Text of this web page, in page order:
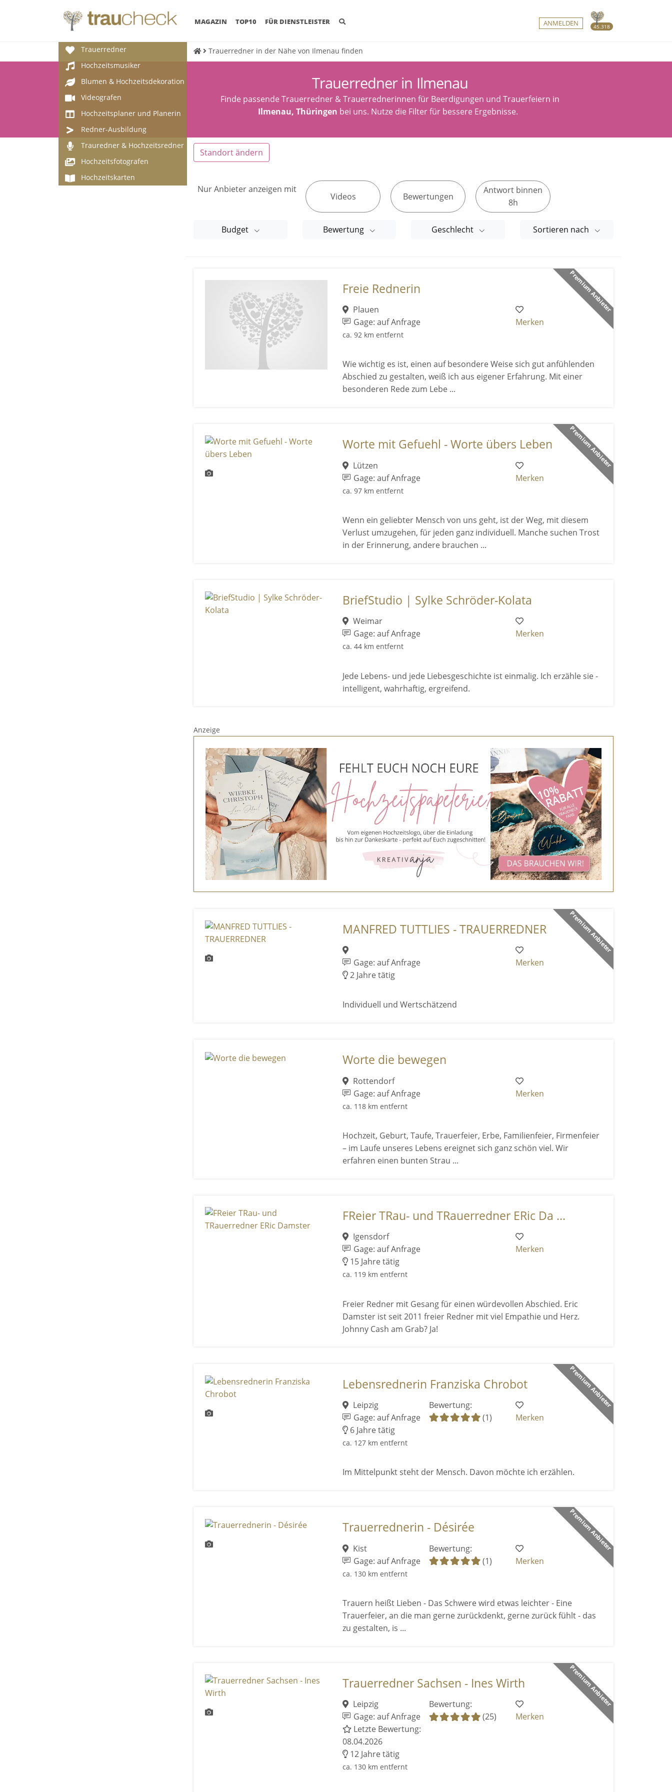
45.318
MAGAZIN (CURRENT)
TOP10 FÜR DIENSTLEISTER ANMELDEN
Trauerredner
Hochzeitsmusiker
Blumen & Hochzeitsdekoration
Videografen
Hochzeitsplaner und Planerin
Redner-Ausbildung
Trauredner & Hochzeitsredner
Hochzeitsfotografen
Hochzeitskarten
Trauerredner in der Nähe von Ilmenau finden
Trauerredner in Ilmenau
Finde passende Trauerredner & Trauerrednerinnen für Beerdigungen und Trauerfeiern in
Ilmenau, Thüringen bei uns. Nutze die Filter für bessere Ergebnisse.
Standort ändern
Nur Anbieter anzeigen mit
Videos Bewertungen
Antwort binnen
8h
Budget Bewertung Geschlecht Sortieren nach
Premium Anbieter
Freie Rednerin
Plauen
Gage: auf Anfrage
ca. 92 km entfernt
Merken
Wie wichtig es ist, einen auf besondere Weise sich gut anfühlenden
Abschied zu gestalten, weiß ich aus eigener Erfahrung. Mit einer
besonderen Rede zum Lebe ...
Premium Anbieter
Worte mit Gefuehl - Worte übers Leben
Lützen
Gage: auf Anfrage
ca. 97 km entfernt
Merken
Wenn ein geliebter Mensch von uns geht, ist der Weg, mit diesem
Verlust umzugehen, für jeden ganz individuell. Manche suchen Trost
in der Erinnerung, andere brauchen ...
BriefStudio | Sylke Schröder-Kolata
Weimar
Gage: auf Anfrage
ca. 44 km entfernt
Merken
Jede Lebens- und jede Liebesgeschichte ist einmalig. Ich erzähle sie -
intelligent, wahrhaftig, ergreifend.
Anzeige
Premium Anbieter
MANFRED TUTTLIES - TRAUERREDNER
Gage: auf Anfrage
2 Jahre tätig
Merken
Individuell und Wertschätzend
Worte die bewegen
Rottendorf
Gage: auf Anfrage
ca. 118 km entfernt
Merken
Hochzeit, Geburt, Taufe, Trauerfeier, Erbe, Familienfeier, Firmenfeier
– im Laufe unseres Lebens ereignet sich ganz schön viel. Wir
erfahren einen bunten Strau ...
FReier TRau- und TRauerredner ERic Da ...
Igensdorf
Gage: auf Anfrage
15 Jahre tätig
ca. 119 km entfernt
Merken
Freier Redner mit Gesang für einen würdevollen Abschied. Eric
Damster ist seit 2011 freier Redner mit viel Empathie und Herz.
Johnny Cash am Grab? Ja!
Premium Anbieter
Lebensrednerin Franziska Chrobot
Leipzig
Gage: auf Anfrage
6 Jahre tätig
ca. 127 km entfernt
Bewertung:
(1)
Merken
Im Mittelpunkt steht der Mensch. Davon möchte ich erzählen.
Premium Anbieter
Trauerrednerin - Désirée
Kist
Gage: auf Anfrage
ca. 130 km entfernt
Bewertung:
(1)
Merken
Trauern heißt Lieben - Das Schwere wird etwas leichter - Eine
Trauerfeier, an die man gerne zurückdenkt, gerne zurück fühlt - das
zu gestalten, is ...
Premium Anbieter
Trauerredner Sachsen - Ines Wirth
Leipzig
Gage: auf Anfrage
Letzte Bewertung:
08.04.2026
12 Jahre tätig
ca. 130 km entfernt
Bewertung:
(25)
Merken